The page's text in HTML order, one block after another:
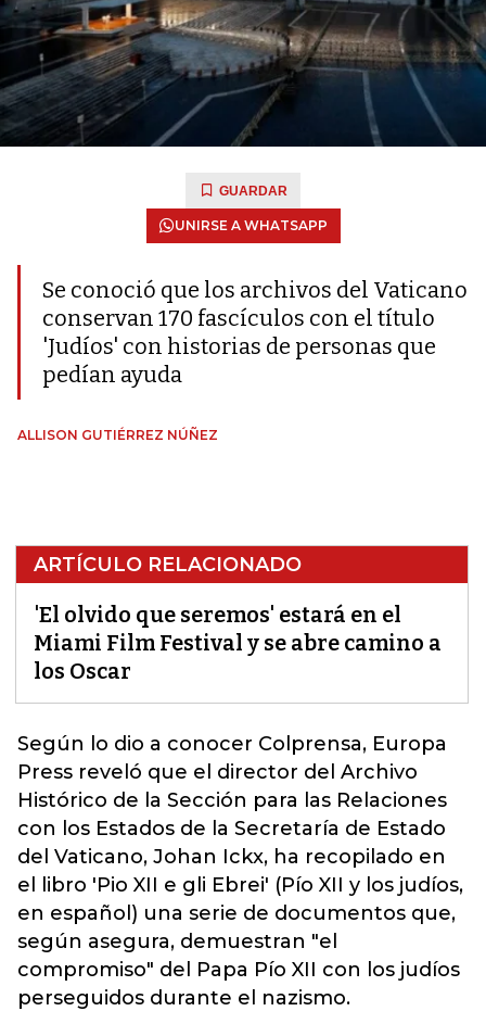
GUARDAR
UNIRSE A WHATSAPP
Se conoció que los archivos del Vaticano
conservan 170 fascículos con el título
'Judíos' con historias de personas que
pedían ayuda
ALLISON GUTIÉRREZ NÚÑEZ
ARTÍCULO RELACIONADO
'El olvido que seremos' estará en el
Miami Film Festival y se abre camino a
los Oscar
Según lo dio a conocer Colprensa, Europa
Press reveló que el director del Archivo
Histórico de la Sección para las Relaciones
con los Estados de la Secretaría de Estado
del Vaticano, Johan Ickx, ha recopilado en
el
libro 'Pio XII e gli Ebrei' (Pío XII y los judíos,
en español) una serie de documentos que,
según asegura, demuestran "el
compromiso" del Papa Pío XII con los judíos
perseguidos durante el nazismo.